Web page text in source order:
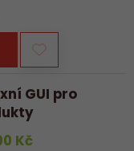
GUI pro
Kč